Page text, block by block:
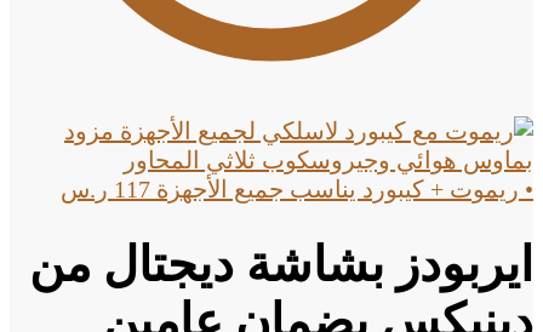
• ريموت + كيبورد يناسب جميع الأجهزة 117 ر.س
ايربودز بشاشة ديجتال من